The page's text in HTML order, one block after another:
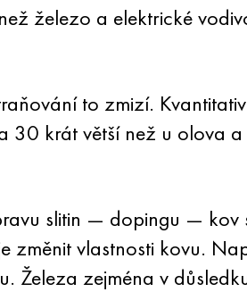
železo a elektrické
to zmizí.
30 krát větší než u olova a
slitin — dopingu — kov
změnit vlastnosti kovu.
Železa zejména v